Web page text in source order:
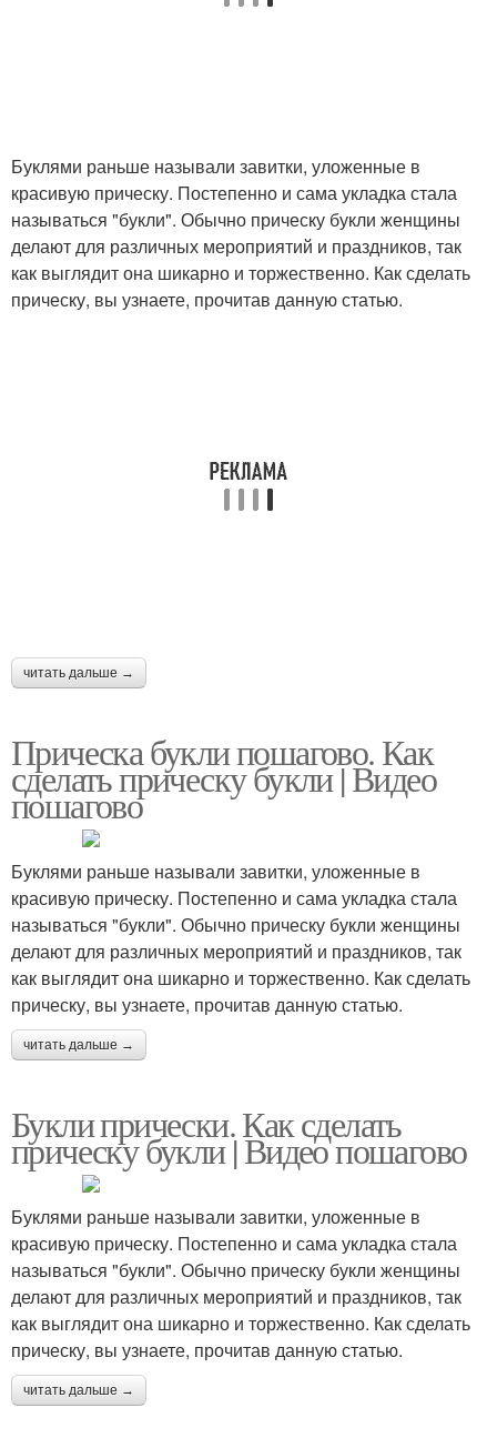
Буклями раньше называли завитки, уложенные в
красивую прическу. Постепенно и сама укладка стала
называться "букли". Обычно прическу букли женщины
делают для различных мероприятий и праздников, так
как выглядит она шикарно и торжественно. Как сделать
прическу, вы узнаете, прочитав данную статью.
читать дальше →
Прическа букли пошагово. Как
сделать прическу букли | Видео
пошагово
Буклями раньше называли завитки, уложенные в
красивую прическу. Постепенно и сама укладка стала
называться "букли". Обычно прическу букли женщины
делают для различных мероприятий и праздников, так
как выглядит она шикарно и торжественно. Как сделать
прическу, вы узнаете, прочитав данную статью.
читать дальше →
Букли прически. Как сделать
прическу букли | Видео пошагово
Буклями раньше называли завитки, уложенные в
красивую прическу. Постепенно и сама укладка стала
называться "букли". Обычно прическу букли женщины
делают для различных мероприятий и праздников, так
как выглядит она шикарно и торжественно. Как сделать
прическу, вы узнаете, прочитав данную статью.
читать дальше →